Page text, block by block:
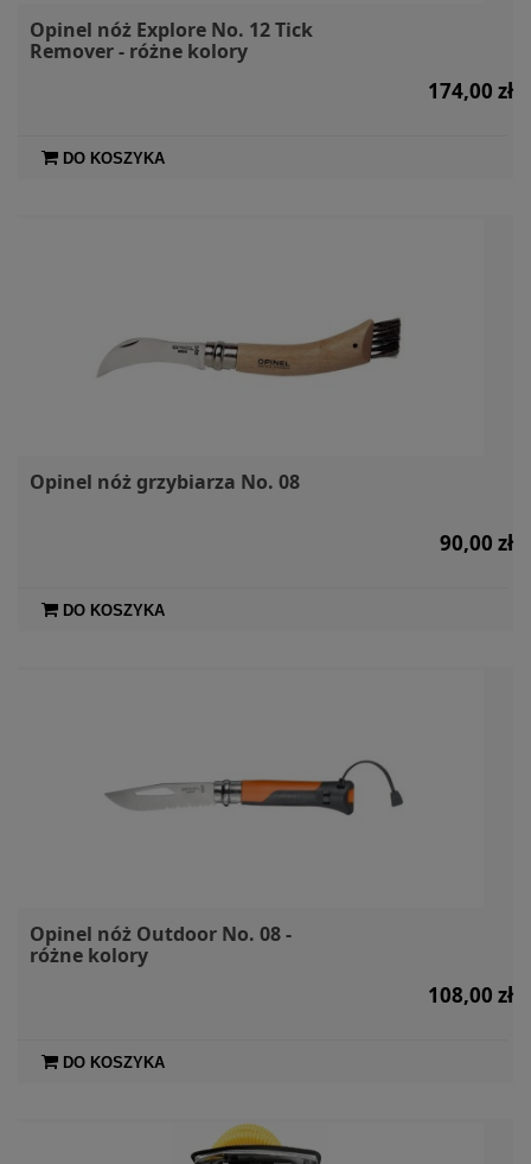
Opinel nóż Explore No. 12 Tick
Remover - różne kolory
174,00 zł
DO KOSZYKA
Opinel nóż grzybiarza No. 08
90,00 zł
DO KOSZYKA
Opinel nóż Outdoor No. 08 -
różne kolory
108,00 zł
DO KOSZYKA